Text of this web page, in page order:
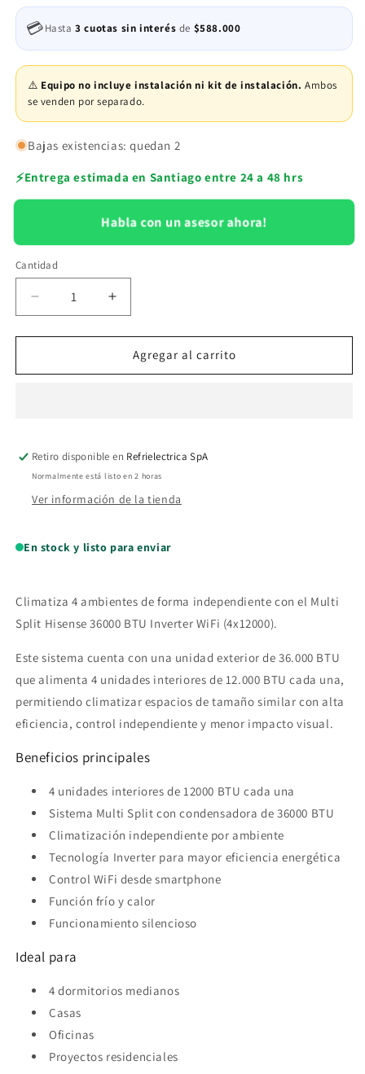
💳Hasta3 cuotas sin interés de $588.000
⚠️ Equipo no incluye instalación ni kit de instalación. Ambos
se venden por separado.
Bajas existencias: quedan 2
⚡Entrega estimada en Santiago entre 24 a 48 hrs
Habla con un asesor ahora!
Cantidad
Reducir
cantidad
para
Acondicionado
Btu
(UE
36.000
BTU)
Aumentar
cantidad
para
Aire
Acondicionado
Btu
(UE
36.000
BTU)
Agregar al carrito
Retiro disponible en Refrielectrica SpA
Normalmente está listo en 2 horas
Ver información de la tienda
En stock y listo para enviar
Climatiza 4 ambientes de forma independiente con el Multi
Split Hisense 36000 BTU Inverter WiFi (4x12000).
Este sistema cuenta con una unidad exterior de 36.000 BTU
que alimenta 4 unidades interiores de 12.000 BTU cada una,
permitiendo climatizar espacios de tamaño similar con alta
eficiencia, control independiente y menor impacto visual.
Beneficios principales
4 unidades interiores de 12000 BTU cada una
Sistema Multi Split con condensadora de 36000 BTU
Climatización independiente por ambiente
Tecnología Inverter para mayor eficiencia energética
Control WiFi desde smartphone
Función frío y calor
Funcionamiento silencioso
Ideal para
4 dormitorios medianos
Casas
Oficinas
Proyectos residenciales